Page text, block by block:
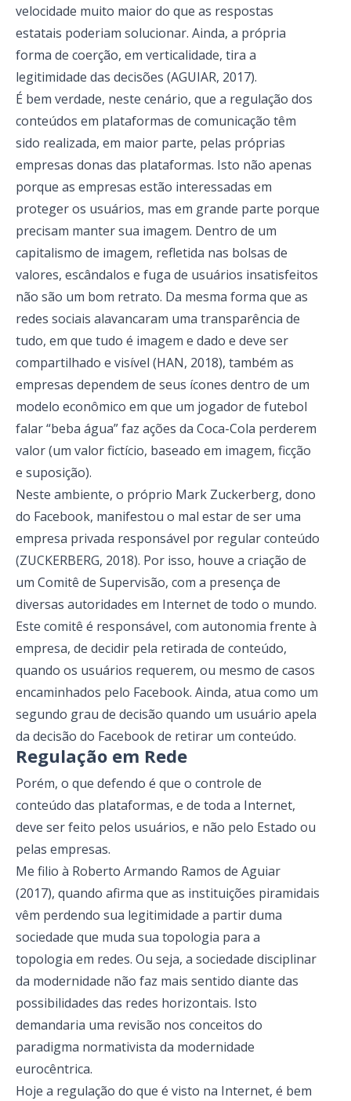
velocidade muito maior do que as respostas
estatais poderiam solucionar. Ainda, a própria
forma de coerção, em verticalidade, tira a
legitimidade das decisões (AGUIAR, 2017).
É bem verdade, neste cenário, que a regulação dos
conteúdos em plataformas de comunicação têm
sido realizada, em maior parte, pelas próprias
empresas donas das plataformas. Isto não apenas
porque as empresas estão interessadas em
proteger os usuários, mas em grande parte porque
precisam manter sua imagem. Dentro de um
capitalismo de imagem, refletida nas bolsas de
valores, escândalos e fuga de usuários insatisfeitos
não são um bom retrato. Da mesma forma que as
redes sociais alavancaram uma transparência de
tudo, em que tudo é imagem e dado e deve ser
compartilhado e visível (HAN, 2018), também as
empresas dependem de seus ícones dentro de um
modelo econômico em que um jogador de futebol
falar “beba água” faz ações da Coca-Cola perderem
valor (um valor fictício, baseado em imagem, ficção
e suposição).
Neste ambiente, o próprio Mark Zuckerberg, dono
do Facebook, manifestou o mal estar de ser uma
empresa privada responsável por regular conteúdo
(ZUCKERBERG, 2018). Por isso, houve a criação de
um Comitê de Supervisão, com a presença de
diversas autoridades em Internet de todo o mundo.
Este comitê é responsável, com autonomia frente à
empresa, de decidir pela retirada de conteúdo,
quando os usuários requerem, ou mesmo de casos
encaminhados pelo Facebook. Ainda, atua como um
segundo grau de decisão quando um usuário apela
da decisão do Facebook de retirar um conteúdo.
Regulação em Rede
Porém, o que defendo é que o controle de
conteúdo das plataformas, e de toda a Internet,
deve ser feito pelos usuários, e não pelo Estado ou
pelas empresas.
Me filio à Roberto Armando Ramos de Aguiar
(2017), quando afirma que as instituições piramidais
vêm perdendo sua legitimidade a partir duma
sociedade que muda sua topologia para a
topologia em redes. Ou seja, a sociedade disciplinar
da modernidade não faz mais sentido diante das
possibilidades das redes horizontais. Isto
demandaria uma revisão nos conceitos do
paradigma normativista da modernidade
eurocêntrica.
Hoje a regulação do que é visto na Internet, é bem